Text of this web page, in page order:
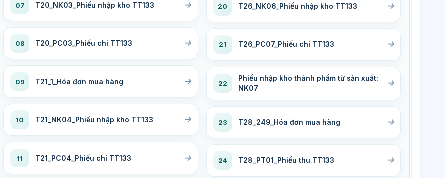
07 T20_NK03_Phiếu nhập kho TT133
08 T20_PC03_Phiếu chi TT133
09 T21_1_Hóa đơn mua hàng
10 T21_NK04_Phiếu nhập kho TT133
11 T21_PC04_Phiếu chi TT133
20 T26_NK06_Phiếu nhập kho TT133
21 T26_PC07_Phiếu chi TT133
22
Phiếu nhập kho thành phẩm từ sản xuất:
NK07
23 T28_249_Hóa đơn mua hàng
24 T28_PT01_Phiếu thu TT133